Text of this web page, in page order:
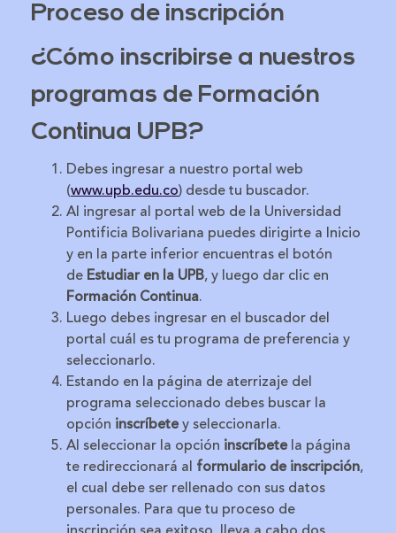
Proceso de inscripción
¿Cómo inscribirse a nuestros
programas de Formación
Continua UPB?
Debes ingresar a nuestro portal web
(www.upb.edu.co) desde tu buscador.
Al ingresar al portal web de la Universidad
Pontificia Bolivariana puedes dirigirte a Inicio
y en la parte inferior encuentras el botón
de Estudiar en la UPB, y luego dar clic en
Formación Continua.
Luego debes ingresar en el buscador del
portal cuál es tu programa de preferencia y
seleccionarlo.
Estando en la página de aterrizaje del
programa seleccionado debes buscar la
opción inscríbetey seleccionarla.
Al seleccionar la opción inscríbetela página
te redireccionará al formulario de inscripción,
el cual debe ser rellenado con sus datos
personales. Para que tu proceso de